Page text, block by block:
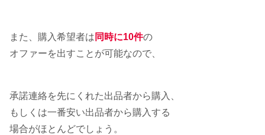
また、購入希望者は 同時に10件の
オファーを出すことが可能なので、
承諾連絡を先にくれた出品者から購入、
もしくは一番安い出品者から購入する
場合がほとんどでしょう。